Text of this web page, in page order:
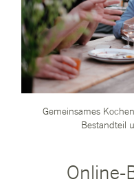
Gemeinsames
Bestandteil
Online-